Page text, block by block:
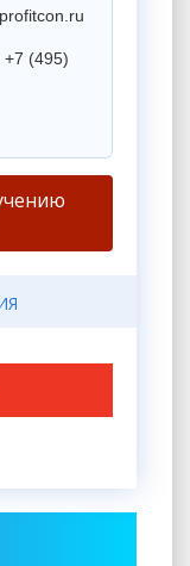
+7 (495)